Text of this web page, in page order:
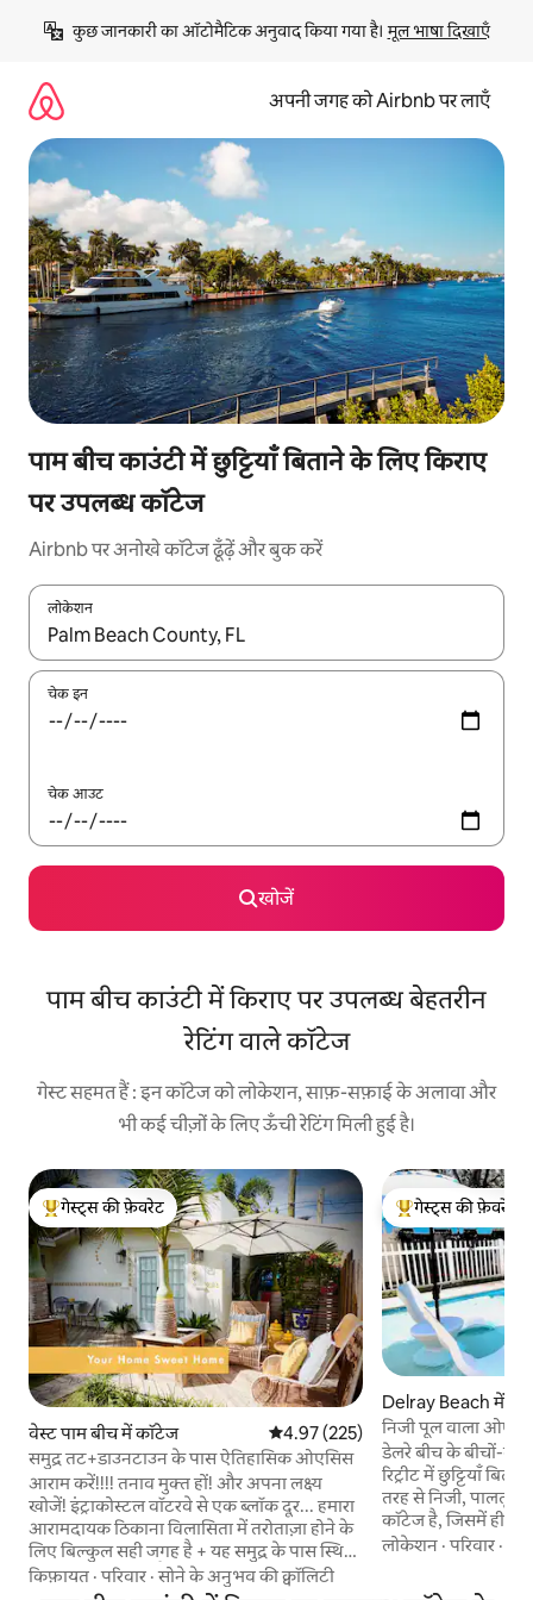
छोड़कर
कॉन्टेंट
कुछ जानकारी का ऑटोमैटिक अनुवाद किया गया है। मूल भाषा दिखाएँ
अपनी जगह को Airbnb पर लाएँ
पाम बीच काउंटी में छुट्टियाँ बिताने के लिए किराए
पर उपलब्ध कॉटेज
Airbnb पर अनोखे कॉटेज ढूँढ़ें और बुक करें
लोकेशन
नतीजों के उपलब्ध होने पर, अप और डाउन 'ऐरो की' का इस्तेमाल करके नेविगेट
चेक इन
चेक आउट
खोजें
पाम बीच काउंटी में किराए पर उपलब्ध बेहतरीन
रेटिंग वाले कॉटेज
गेस्ट सहमत हैं : इन कॉटेज को लोकेशन, साफ़-सफ़ाई के अलावा और
भी कई चीज़ों के लिए ऊँची रेटिंग मिली हुई है।
गेस्ट्स का टॉप फ़ेवरेट
गेस्ट्स की फ़ेवरेट
वेस्ट पाम बीच में कॉटेज औसत रेटिंग 5 में से 4.97, 225 समीक्षाएँ
4.97 (225)
समुद्र तट+डाउनटाउन के पास ऐतिहासिक ओएसिस
आराम करें!!!! तनाव मुक्त हों! और अपना लक्ष्य
खोजें! इंट्राकोस्टल वॉटरवे से एक ब्लॉक दूर... हमारा
आरामदायक ठिकाना विलासिता में तरोताज़ा होने के
लिए बिल्कुल सही जगह है + यह समुद्र के पास स्थित
एक आदर्श ठिकाना है, जो जूनो बीच से कुछ मील की
किफ़ायत ·परिवार ·सोने के अनुभव की क्वॉलिटी
गेस्ट्स का टॉप फ़ेवरेट
गेस्ट्स की फ़ेवरेट
Delray Beach में
निजी पूल वाला
कदम दूर
डेलरे बीच के बीचों-
रिट्रीट में छुट्टियाँ बिताएँ। हैप्पी मैंगो हिडअवे एक
तरह से निजी, पालतू
कॉटेज है, जिसमें हीटेड
बाथरूम (2025 में
जगह है। अटलांटिक एवेन्यू के रेस्टोरेंट, बुटीक, गैलरी
लोकेशन ·परिवार ·